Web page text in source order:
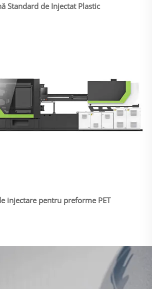
Standard de Injectat Plastic
injectare pentru preforme PET